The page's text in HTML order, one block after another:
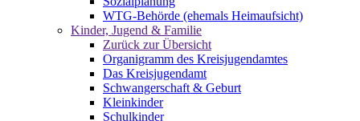
WTG-Behörde (ehemals Heimaufsicht)
Kinder, Jugend & Familie
Zurück zur Übersicht
Organigramm des Kreisjugendamtes
Das Kreisjugendamt
Schwangerschaft & Geburt
Kleinkinder
Schulkinder